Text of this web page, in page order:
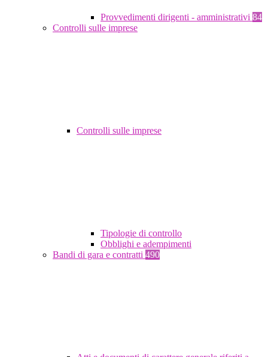
Provvedimenti dirigenti - amministrativi 84
Controlli sulle imprese
Controlli sulle imprese
Tipologie di controllo
Obblighi e adempimenti
Bandi di gara e contratti 490